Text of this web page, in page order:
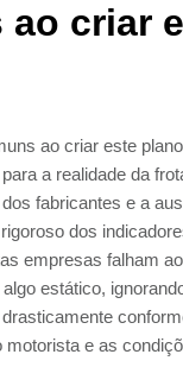
ao criar
ao criar este
a realidade da
fabricantes e a
dos
empresas falham
estático,
motorista e as